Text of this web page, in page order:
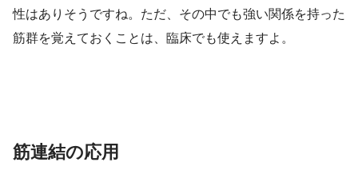
性はありそうですね。 ただ、その中でも強い関係を持った
筋群を覚えておくことは、臨床でも使えますよ。
筋連結の応用